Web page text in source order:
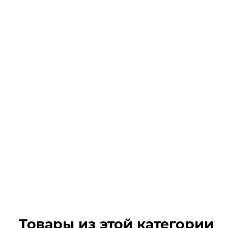
Товары из этой категории